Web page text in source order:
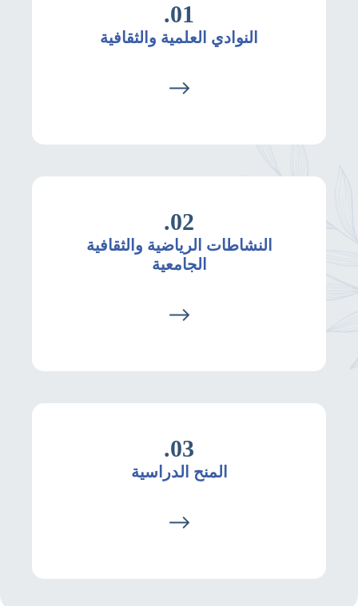
01.
النوادي العلمية والثقافية
02.
النشاطات الرياضية والثقافية
الجامعية
03.
المنح الدراسية